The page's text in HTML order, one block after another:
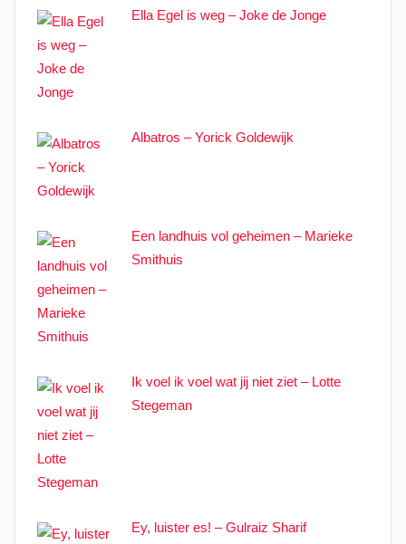
Ella Egel is weg – Joke de Jonge
Albatros – Yorick Goldewijk
Een landhuis vol geheimen – Marieke
Smithuis
Ik voel ik voel wat jij niet ziet – Lotte
Stegeman
Ey, luister es! – Gulraiz Sharif